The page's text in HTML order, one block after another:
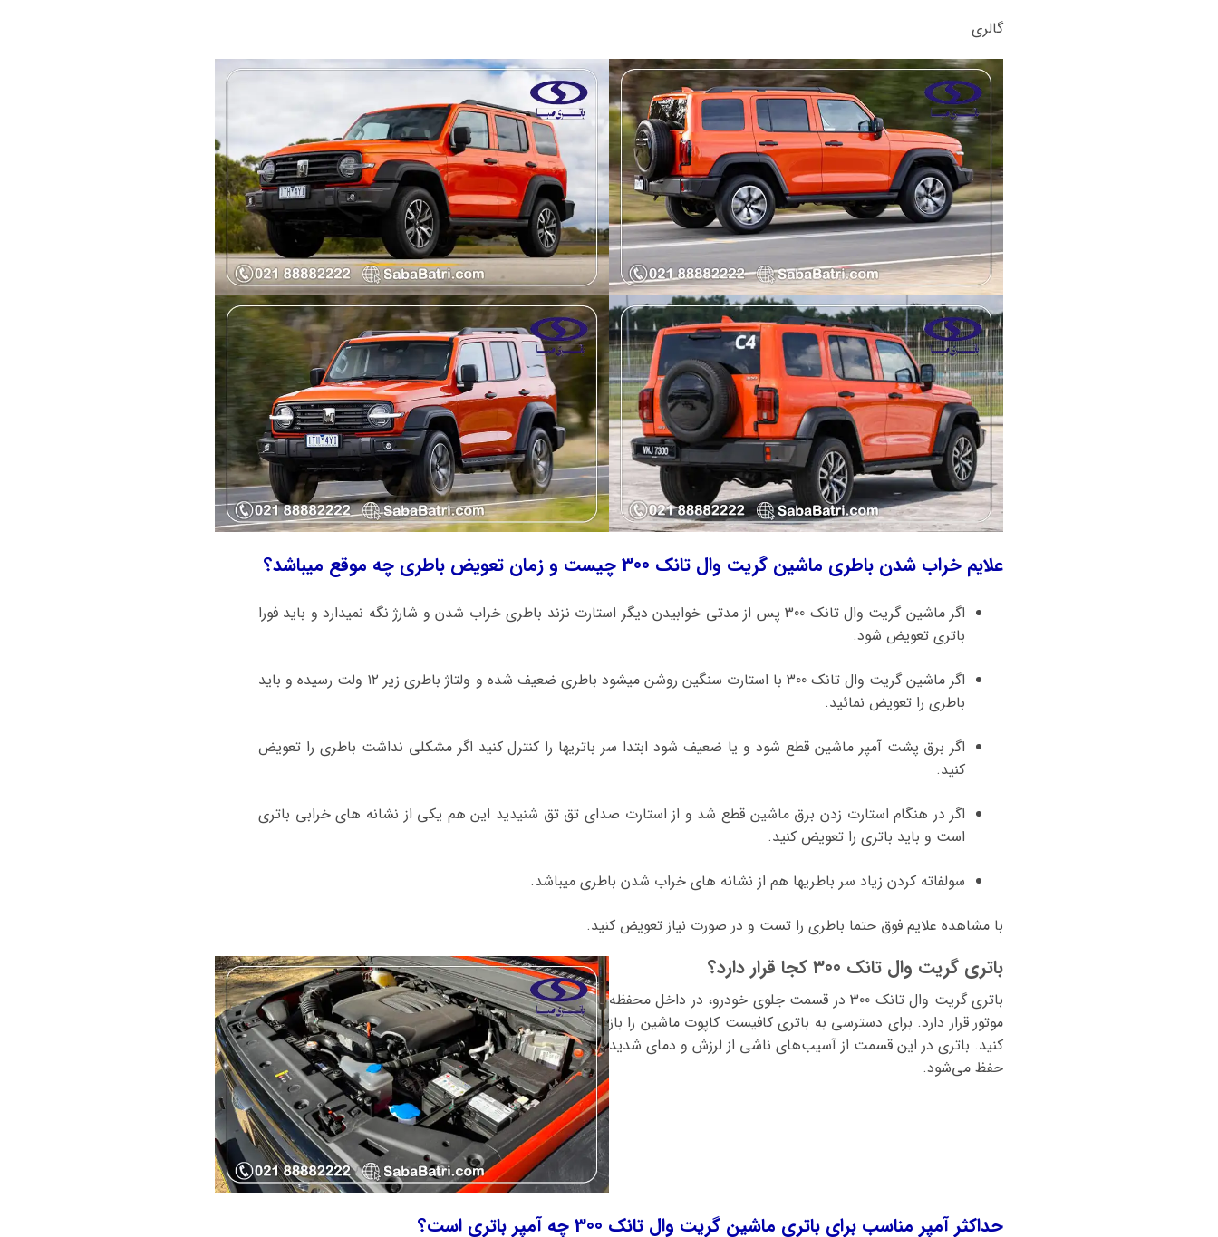
گالری
علایم خراب شدن باطری ماشین گریت وال تانک 300 چیست و زمان تعویض باطری چه موقع میباشد؟
اگر ماشین گریت وال تانک 300 پس از مدتی خوابیدن دیگر استارت نزند باطری خراب شدن و شارژ نگه نمیدارد و باید فورا
باتری تعویض شود.
اگر ماشین گریت وال تانک 300 با استارت سنگین روشن میشود باطری ضعیف شده و ولتاژ باطری زیر ۱۲ ولت رسیده و باید
باطری را تعویض نمائید.
اگر برق پشت آمپر ماشین قطع شود و یا ضعیف شود ابتدا سر باتریها را کنترل کنید اگر مشکلی نداشت باطری را تعویض
کنید.
اگر در هنگام استارت زدن برق ماشین قطع شد و از استارت صدای تق تق شنیدید این هم یکی از نشانه های خرابی باتری
است و باید باتری را تعویض کنید.
سولفاته کردن زیاد سر باطریها هم از نشانه های خراب شدن باطری میباشد.
با مشاهده علایم فوق حتما باطری را تست و در صورت نیاز تعویض کنید.
باتری گریت وال تانک 300 کجا قرار دارد؟
باتری گریت وال تانک 300 در قسمت جلوی خودرو، در داخل محفظه
موتور قرار دارد. برای دسترسی به باتری کافیست کاپوت ماشین را باز
کنید. باتری در این قسمت از آسیب‌های ناشی از لرزش و دمای شدید
حفظ می‌شود.
حداکثر آمپر مناسب برای باتری ماشین گریت وال تانک 300 چه آمپر باتری است؟